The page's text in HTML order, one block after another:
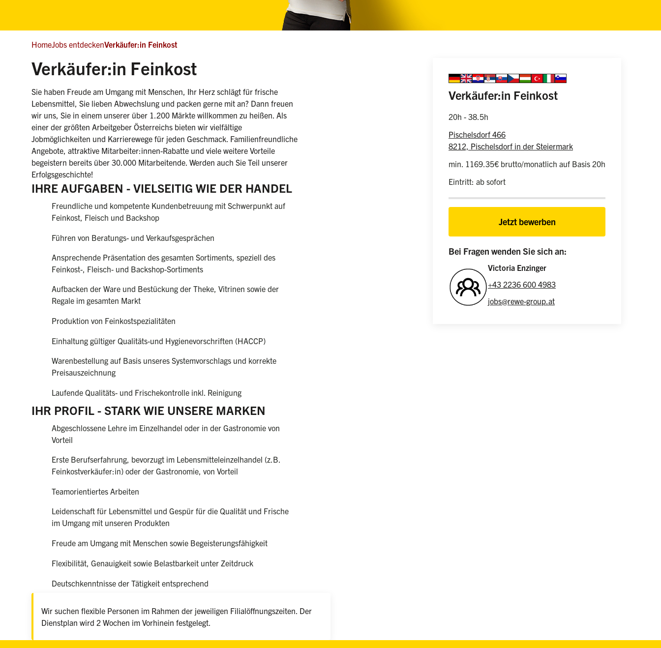
HomeJobs entdeckenVerkäufer:in Feinkost
Sprache auswählen
german
englishcroatian
serbianslovakian
czechhungarian
turkishitalianslovenian
Verkäufer:in Feinkost(weiblich/männlich/
20h - 38.5h
Pischelsdorf 466
8212, Pischelsdorf in der Steiermark
min. 1169.35€ brutto/monatlich auf Basis 20h
Eintritt: ab sofort
Jetzt bewerben
Bei Fragen wenden Sie sich an:
Victoria Enzinger
+43 2236 600 4983
jobs@rewe-group.at
Verkäufer:in Feinkost(weiblich/männlich/divers)
Sie haben Freude am Umgang mit Menschen, Ihr Herz schlägt für frische
Lebensmittel, Sie lieben Abwechslung und packen gerne mit an? Dann freuen
wir uns, Sie in einem unserer über 1.200 Märkte willkommen zu heißen. Als
einer der größten Arbeitgeber Österreichs bieten wir vielfältige
Jobmöglichkeiten und Karrierewege für jeden Geschmack. Familienfreundliche
Angebote, attraktive Mitarbeiter:innen-Rabatte und viele weitere Vorteile
begeistern bereits über 30.000 Mitarbeitende. Werden auch Sie Teil unserer
Erfolgsgeschichte!
IHRE AUFGABEN - VIELSEITIG WIE DER HANDEL
Freundliche und kompetente Kundenbetreuung mit Schwerpunkt auf
Feinkost, Fleisch und Backshop
Führen von Beratungs- und Verkaufsgesprächen
Ansprechende Präsentation des gesamten Sortiments, speziell des
Feinkost-, Fleisch- und Backshop-Sortiments
Aufbacken der Ware und Bestückung der Theke, Vitrinen sowie der
Regale im gesamten Markt
Produktion von Feinkostspezialitäten
Einhaltung gültiger Qualitäts-und Hygienevorschriften (HACCP)
Warenbestellung auf Basis unseres Systemvorschlags und korrekte
Preisauszeichnung
Laufende Qualitäts- und Frischekontrolle inkl. Reinigung
IHR PROFIL - STARK WIE UNSERE MARKEN
Abgeschlossene Lehre im Einzelhandel oder in der Gastronomie von
Vorteil
Erste Berufserfahrung, bevorzugt im Lebensmitteleinzelhandel (z.B.
Feinkostverkäufer:in) oder der Gastronomie, von Vorteil
Teamorientiertes Arbeiten
Leidenschaft für Lebensmittel und Gespür für die Qualität und Frische
im Umgang mit unseren Produkten
Freude am Umgang mit Menschen sowie Begeisterungsfähigkeit
Flexibilität, Genauigkeit sowie Belastbarkeit unter Zeitdruck
Deutschkenntnisse der Tätigkeit entsprechend
Wir suchen flexible Personen im Rahmen der jeweiligen Filialöffnungszeiten. Der
Dienstplan wird 2 Wochen im Vorhinein festgelegt.